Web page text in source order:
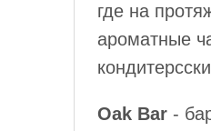
где на
ароматные
Oak Bar -